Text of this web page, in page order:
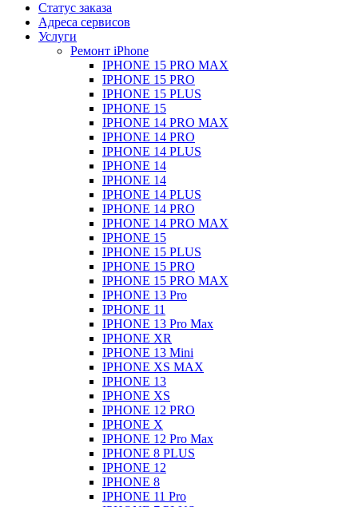
Статус заказа
Адреса сервисов
Услуги
Ремонт iPhone
IPHONE 15 PRO MAX
IPHONE 15 PRO
IPHONE 15 PLUS
IPHONE 15
IPHONE 14 PRO MAX
IPHONE 14 PRO
IPHONE 14 PLUS
IPHONE 14
IPHONE 14
IPHONE 14 PLUS
IPHONE 14 PRO
IPHONE 14 PRO MAX
IPHONE 15
IPHONE 15 PLUS
IPHONE 15 PRO
IPHONE 15 PRO MAX
IPHONE 13 Pro
IPHONE 11
IPHONE 13 Pro Max
IPHONE XR
IPHONE 13 Mini
IPHONE XS MAX
IPHONE 13
IPHONE XS
IPHONE 12 PRO
IPHONE X
IPHONE 12 Pro Max
IPHONE 8 PLUS
IPHONE 12
IPHONE 8
IPHONE 11 Pro